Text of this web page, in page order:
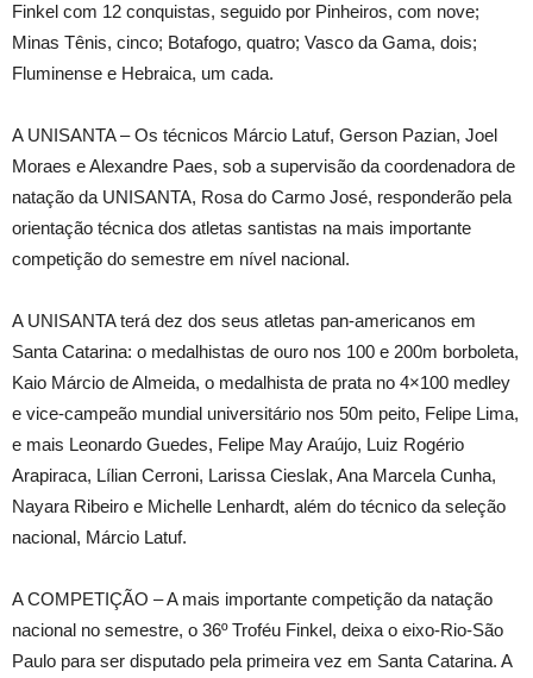
Finkel com 12 conquistas, seguido por Pinheiros, com nove;
Minas Tênis, cinco; Botafogo, quatro; Vasco da Gama, dois;
Fluminense e Hebraica, um cada.
A UNISANTA – Os técnicos Márcio Latuf, Gerson Pazian, Joel
Moraes e Alexandre Paes, sob a supervisão da coordenadora de
natação da UNISANTA, Rosa do Carmo José, responderão pela
orientação técnica dos atletas santistas na mais importante
competição do semestre em nível nacional.
A UNISANTA terá dez dos seus atletas pan-americanos em
Santa Catarina: o medalhistas de ouro nos 100 e 200m borboleta,
Kaio Márcio de Almeida, o medalhista de prata no 4×100 medley
e vice-campeão mundial universitário nos 50m peito, Felipe Lima,
e mais Leonardo Guedes, Felipe May Araújo, Luiz Rogério
Arapiraca, Lílian Cerroni, Larissa Cieslak, Ana Marcela Cunha,
Nayara Ribeiro e Michelle Lenhardt, além do técnico da seleção
nacional, Márcio Latuf.
A COMPETIÇÃO – A mais importante competição da natação
nacional no semestre, o 36º Troféu Finkel, deixa o eixo-Rio-São
Paulo para ser disputado pela primeira vez em Santa Catarina. A